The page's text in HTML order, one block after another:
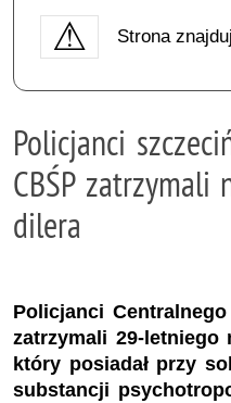
Strona
Policjanci
CBŚP zatrzymali
dilera
Policjanci
zatrzymali 29-letniego
który posiadał przy
substancji